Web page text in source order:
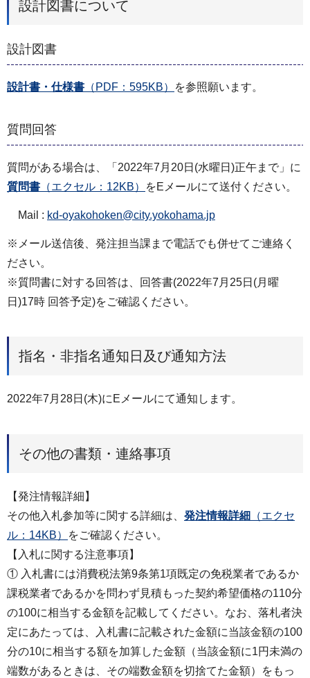
設計図書について
設計図書
設計書・仕様書 （PDF：595KB） を参照願います。
質問回答
質問がある場合は、「2022年7月20日(水曜日)正午まで」に
質問書 （エクセル：12KB） をEメールにて送付ください。
Mail : kd-oyakohoken@city.yokohama.jp
※メール送信後、発注担当課まで電話でも併せてご連絡く
ださい。
※質問書に対する回答は、回答書(2022年7月25日(月曜
日)17時 回答予定)をご確認ください。
指名・非指名通知日及び通知方法
2022年7月28日(木)にEメールにて通知します。
その他の書類・連絡事項
【発注情報詳細】
その他入札参加等に関する詳細は、 発注情報詳細
（エクセ
ル：14KB）
をご確認ください。
【入札に関する注意事項】
① 入札書には消費税法第9条第1項既定の免税業者であるか
課税業者であるかを問わず見積もった契約希望価格の110分
の100に相当する金額を記載してください。なお、落札者決
定にあたっては、入札書に記載された金額に当該金額の100
分の10に相当する額を加算した金額（当該金額に1円未満の
端数があるときは、その端数金額を切捨てた金額）をもっ